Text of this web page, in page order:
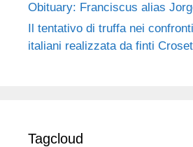
Obituary: Franciscus alias
Il tentativo di truffa nei
italiani realizzata da finti
Tagcloud